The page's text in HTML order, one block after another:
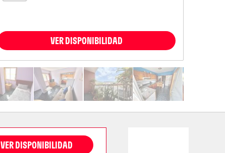
VER DISPONIBILIDAD
VER DISPONIBILIDAD